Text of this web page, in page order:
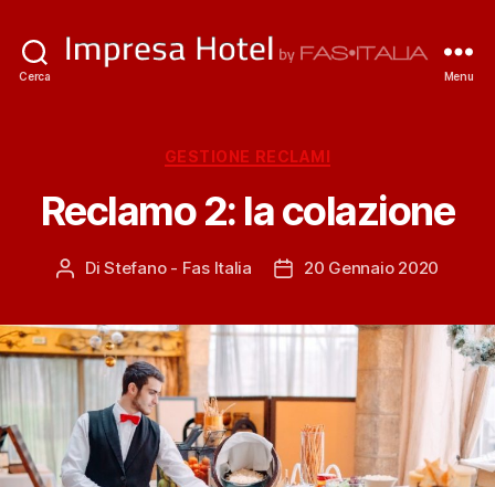
Cerca Menu
Categorie
GESTIONE RECLAMI
Reclamo 2: la colazione
Autore
DiStefano - Fas Italia
Data20 Gennaio 2020